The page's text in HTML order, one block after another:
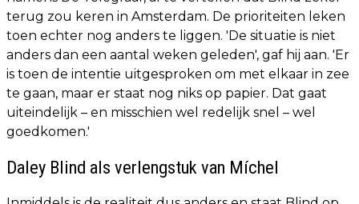
terug zou keren in Amsterdam. De prioriteiten leken
toen echter nog anders te liggen. 'De situatie is niet
anders dan een aantal weken geleden', gaf hij aan. 'Er
is toen de intentie uitgesproken om met elkaar in zee
te gaan, maar er staat nog niks op papier. Dat gaat
uiteindelijk – en misschien wel redelijk snel – wel
goedkomen.'
Daley Blind als verlengstuk van Míchel